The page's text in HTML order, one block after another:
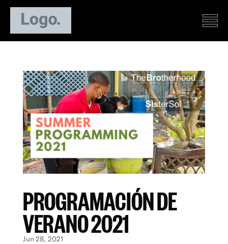
PROGRAMACIÓN DE
VERANO 2021
Jun 28, 2021